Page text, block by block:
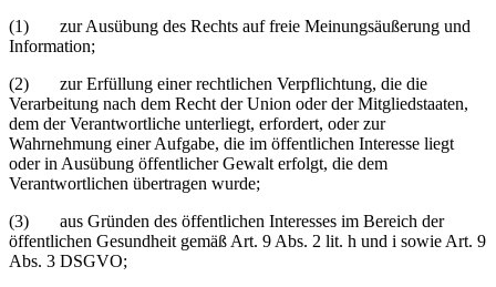
(1) zur Ausübung des Rechts auf freie Meinungsäußerung und
Information;
(2) zur Erfüllung einer rechtlichen Verpflichtung, die die
Verarbeitung nach dem Recht der Union oder der Mitgliedstaaten,
dem der Verantwortliche unterliegt, erfordert, oder zur
Wahrnehmung einer Aufgabe, die im öffentlichen Interesse liegt
oder in Ausübung öffentlicher Gewalt erfolgt, die dem
Verantwortlichen übertragen wurde;
(3) aus Gründen des öffentlichen Interesses im Bereich der
öffentlichen Gesundheit gemäß Art. 9 Abs. 2 lit. h und i sowie Art. 9
Abs. 3 DSGVO;